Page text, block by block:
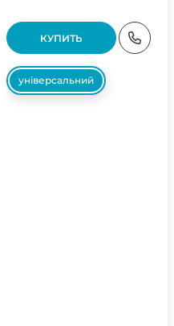
КУПИТЬ
універсальний